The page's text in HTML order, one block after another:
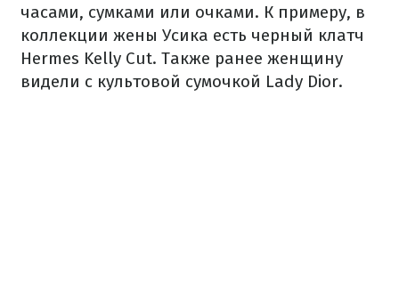
часами, сумками или очками. К примеру, в
коллекции жены Усика есть черный клатч
Hermes Kelly Cut. Также ранее женщину
видели с культовой сумочкой Lady Dior.